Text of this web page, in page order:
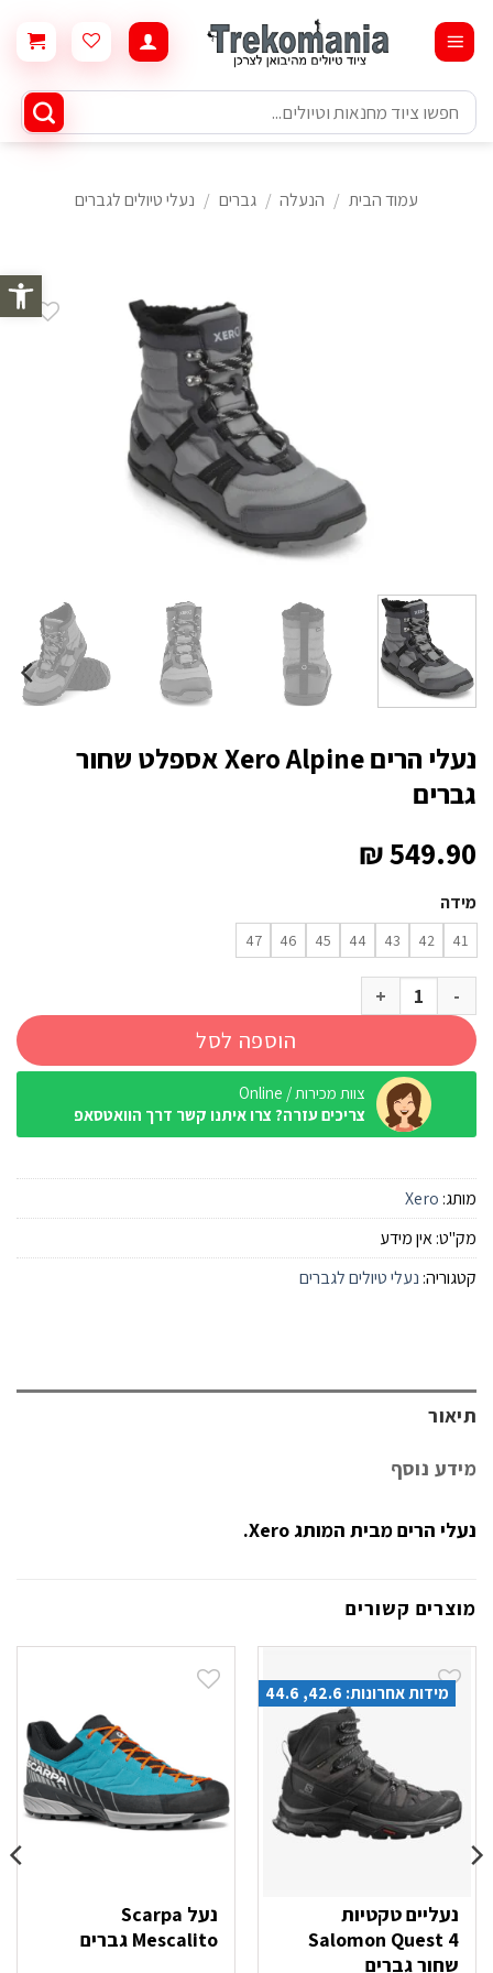
פתח
content
חיפוש
עבור:
עמוד הבית / הנעלה / גברים / נעלי טיולים לגברים
נעלי הרים Xero Alpine אספלט שחור
גברים
₪549.90
מידה
41
42
43
44
45
46
47
כמות של נעלי הרים Xero Alpine אספלט שחור גברים
הוספה לסל
צוות מכירות / Online
צריכים עזרה? צרו איתנו קשר דרך הוואטסאפ
מותג: Xero
מק"ט:אין מידע
קטגוריה: נעלי טיולים לגברים
תיאור
מידע נוסף
נעלי הרים מבית המותג Xero.
מוצרים קשורים
מידות אחרונות: 42.6, 44.6
נעליים טקטיות
Salomon Quest 4
שחור גברים
נעל Scarpa
Mescalito גברים